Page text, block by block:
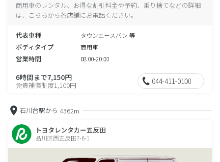
商用車のレンタル、お得な割引料金や予約、乗り捨てなどの詳細
は、こちらから各店舗にお電話ください。
代表車種 タウンエースバン 等
ボディタイプ 商用車
営業時間 08:00-20:00
6時間まで7,150円
免責補償制度1,100円 044-411-0100
石川台駅から 4362m
トヨタレンタカー五反田
品川区西五反田7-6-1